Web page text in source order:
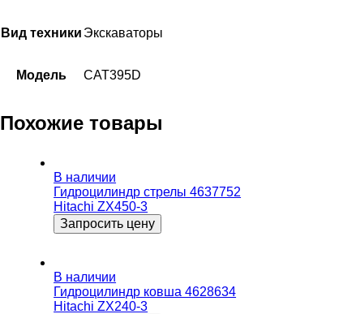
Вид техники Экскаваторы
Модель CAT395D
Похожие товары
В наличии
Гидроцилиндр стрелы 4637752
Hitachi ZX450-3
Запросить цену
В наличии
Гидроцилиндр ковша 4628634
Hitachi ZX240-3